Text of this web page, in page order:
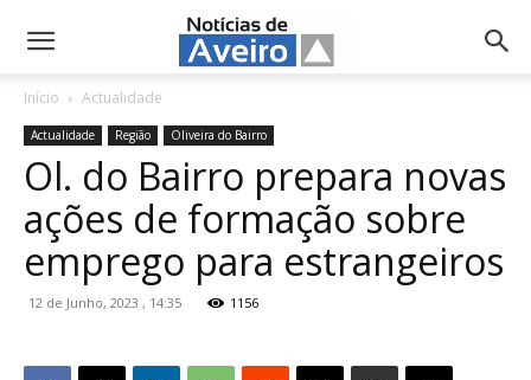
NotíciasdeAveiro.pt
Início Actualidade
Actualidade Região Oliveira do Bairro
Ol. do Bairro prepara novas
ações de formação sobre
emprego para estrangeiros
12 de Junho, 2023 , 14:35 1156